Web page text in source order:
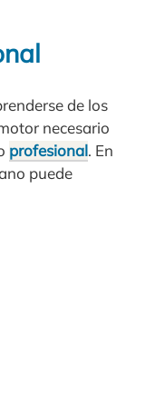
de los
necesario
profesional. En
puede